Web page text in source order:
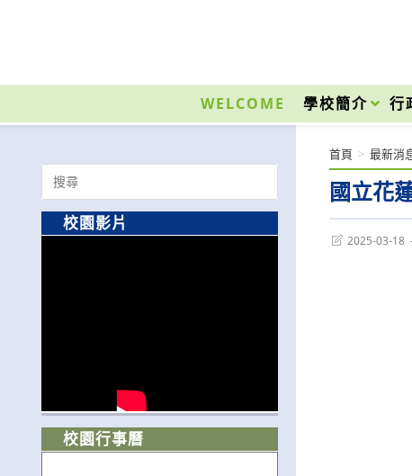
內
WELCOME 學校簡介 行
國立花
首頁 > 最新消
Post2025-03-18
Search
for:
校園影片
校園行事曆